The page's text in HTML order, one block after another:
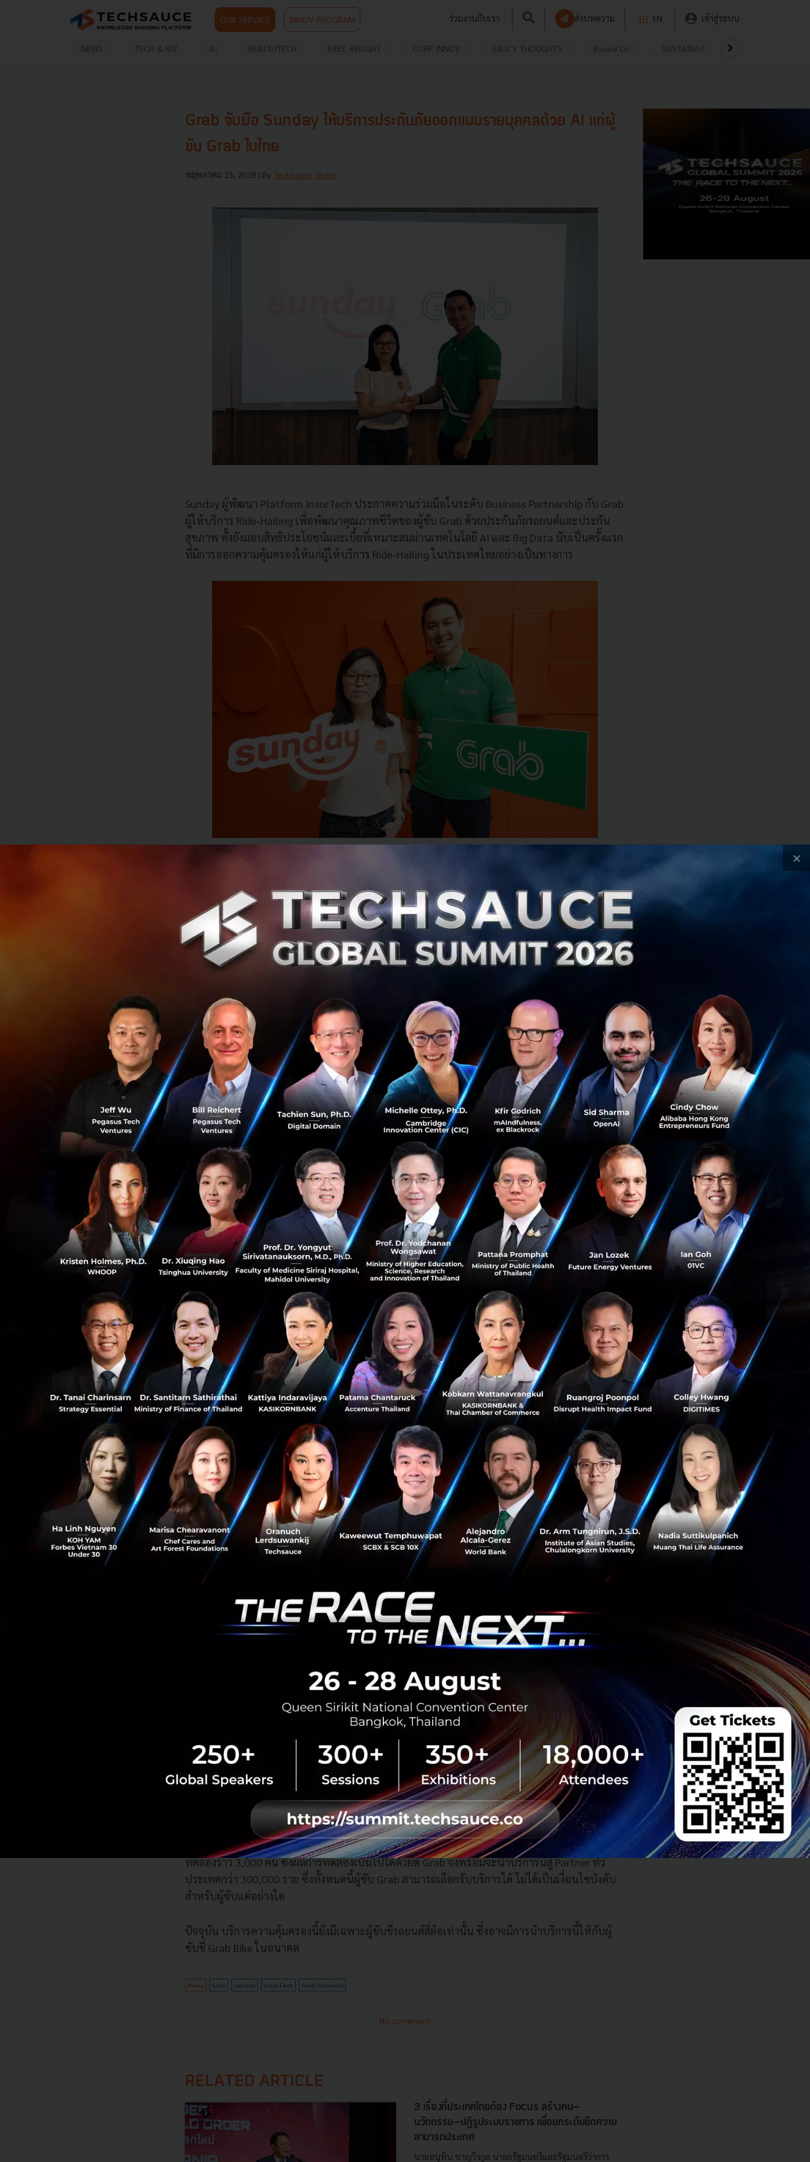
OUR SERVICE INNOV PROGRAM ร่วมงานกับเรา ส่งบทความ TH EN เข้าสู่ระบบ
NEWS TECH & BIZ AI HEALTHTECH EXEC INSIGHT CORP INNOV SAUCY THOUGHTS Based On SUSTAINABLE
0
0
Grab จับมือ Sunday ให้บริการประกันภัยออกแบบรายบุคคลด้วย AI แก่ผู้
ขับ Grab ในไทย
พฤษภาคม 23, 2018 | By Techsauce Team
Sunday ผู้พัฒนา Platform InsurTech ประกาศความร่วมมือในระดับ Business Partnership กับ Grab
ผู้ให้บริการ Ride-Hailing เพื่อพัฒนาคุณภาพชีวิตของผู้ขับ Grab ด้วยประกันภัยรถยนต์และประกัน
สุขภาพ ทั้งยังมอบสิทธิประโยชน์และเบี้ยที่เหมาะสมผ่านเทคโนโลยี AI และ Big Data นับเป็นครั้งแรก
ที่มีการออกความคุ้มครองให้แก่ผู้ให้บริการ Ride-Hailingในประเทศไทยอย่างเป็นทางการ
บริการประกันภัยที่ใช้อยู่ใน
Pain Pointอยู่3อย่างได้แก่ มีราคาสูงเพราะมักออกราคาแบบเฉลี่ยคนที่ความเสี่ยงต่ำต้อง
อุ้มคนที่ความเสี่ยงสูง
มีความซับซ้อนจากการใช้ภาษาทางกฏหมาย และประสบการณ์รับการบริการที่
ไม่สะดวกต่อเหตุฉุกเฉินทั้งหลายแต่Sundayได้นำเทคโนโลยีหลากหลายมาใช้เพื่อแก้ Pain Pointดัง
กล่าวโดยนับเป็น InsurTechรายแรกของไทยด้วยการนำเทคโนโลยี AI, Big DataและInternet of
Thingมาเก็บข้อมูลของลูกค้าจากนั้นก็เริ่มออกแบบกรมธรรภ์ที่เหมาะสมกับพฤติกรรมที่เก็บข้อมูลได้
ขอความช่วยเหลือต่างๆ
ที่สามารถทำได้รวดเร็วด้วย
การร่วมมือกับ Grab ของSundayตรงกับแนวคิดที่อยากสนับสนุน Part-time Economy
ด้วยการให้
ความคุ้มครองแก่ผู้ขับขี่ที่มีลักษณะงานไม่ประจำซึ่งผู้ขับ Grabเองก็ติดปัญหาไม่สามารถรับบริการ
ประกันภัยรถยนต์และไม่สามารถเข้าถึงประกันสุขภาพเหมือนพนักงานประจำได้
สำหรับรูปแบบการคุ้มครองที่เกิดขึ้นความร่วมมือครั้งนี้ มีด้วยกัน3ลักษณะได้แก่Grab Motor
รถยนต์สำหรับผู้ขับGrab, Grab Healthประกันสุขภาพสำหรับผู้ขับGrabที่ให้บริการผู้โดยสารเป็น
ระยะเวลานาน
Grab Gold ประกันภัยสำหรับผู้ที่เช่ารถยนต์ขับกับGrabที่มาพร้อมราคาพิเศษ
ซึ่ง
ราคาของบริการประกันภัยทั้ง3ตัวมีราคาต่ำกว่าท้องตลาด ซึ่ง อาจต่ำกว่ามากถึง20 เปอร์เซ็นต์
คุณธรินทร์ธนียวัน กรรมการผู้จัดการใหญ่บริษัท แกร็บแท็กซี่(ประเทศไทย)จำกัด กล่าวว่า“ผู้ขับหรือ
Partnerเป็นหัวใจหลักของ Grabในการพัฒนาการเดินทางของผู้คนรวมถึงสร้างความเชื่อมต่อ
ระหว่างผู้คนกับสิ่งที่มีคุณค่าต่อพวกเขา
ทั้งนี้Grabมุ่งมั่นพัฒนาชีวิตของ Partnerตั้งแต่วันแรกที่
ดำเนินธุรกิจในประเทศไทยพเราะเชื่อว่าจะส่งผลถึงคุณภาพการให้บริการ
ได้ร่วมทดลองระบบประกันภัยของSundayตั้งแต่เมื่อช่วงปลายปี2017 ที่ผ่านมา
โดยมีผู้เข้าร่วม
ทดลองราว3,000คนซึ่งผลการทดลองเป็นไปได้ด้วยดีGrabจึงพร้อมจะนำบริการนี้สู่Partnerทั่ว
ประเทศกว่า 300,000 ราย ซึ่งทั้งหมดนี้ผู้ขับ Grab สามารถเลือกรับบริการได้ ไม่ได้เป็นเงื่อนไขบังคับ
สำหรับผู้ขับแต่อย่างใด
ปัจจุบัน บริการความคุ้มครองนี้ยังมีเฉพาะผู้ขับขี่รถยนต์สี่ล้อเท่านั้น ซึ่งอาจมีการนำบริการนี้ให้กับผู้
ขับขี่ Grab Bikeในอนาคต
News Grab sunday InsurTech Grab Financial
No comment
RELATED ARTICLE
3 เรื่องที่ประเทศไทยต้อง Focus สร้างคน–
นวัตกรรม–ปฏิรูประบบราชการ เพื่อยกระดับขีดความ
สามารถประเทศ
นายอนุทิน ชาญวีรกูล นายกรัฐมนตรีและรัฐมนตรีว่าการ
×